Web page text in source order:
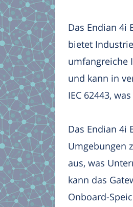
Das Endian 4i
bietet
umfangreiche
und kann in
IEC 62443,
Das Endian 4i
Umgebungen
aus, was
kann das
Onboard-